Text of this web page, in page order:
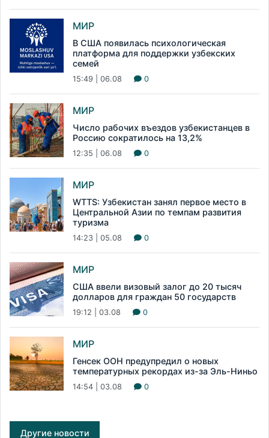
МИР
В США появилась психологическая
платформа для поддержки узбекских
семей
15:49 | 06.08 0
МИР
Число рабочих въездов узбекистанцев в
Россию сократилось на 13,2%
12:35 | 06.08 0
МИР
WTTS: Узбекистан занял первое место в
Центральной Азии по темпам развития
туризма
14:23 | 05.08 0
МИР
США ввели визовый залог до 20 тысяч
долларов для граждан 50 государств
19:12 | 03.08 0
МИР
Генсек ООН предупредил о новых
температурных рекордах из-за Эль-Ниньо
14:54 | 03.08 0
Другие новости